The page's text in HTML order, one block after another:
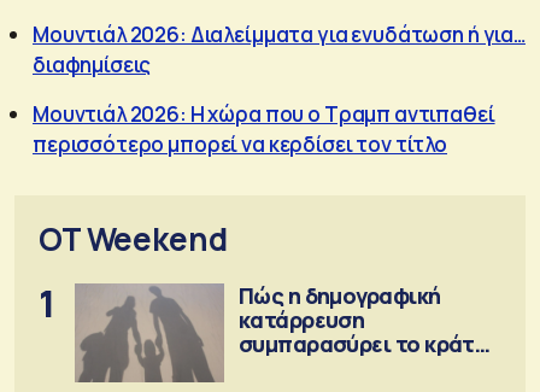
Μουντιάλ 2026: Διαλείμματα για ενυδάτωση ή για…
διαφημίσεις
Μουντιάλ 2026: Η χώρα που ο Τραμπ αντιπαθεί
περισσότερο μπορεί να κερδίσει τον τίτλο
OT Weekend
1
Πώς η δημογραφική
κατάρρευση
συμπαρασύρει το κράτος